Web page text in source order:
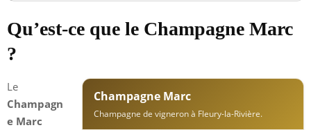
Qu’est-ce que le Champagne Marc
?
Champagne Marc
Champagne de vigneron à Fleury-la-Rivière.
Le
Champagn
e Marc